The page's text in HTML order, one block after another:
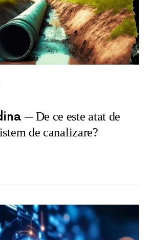
De ce este atat de
de canalizare?